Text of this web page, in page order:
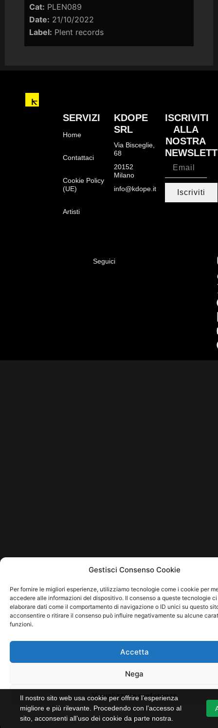
Il nostro sito web usa cookie per offrire l’esperienza
migliore e più rilevante. Procedendo con l’accesso al
sito, acconsenti all’uso dei cookie da parte nostra.
Gestisci Consenso Cookie
Per fornire le migliori esperienze, utilizziamo tecnologie come i cookie per
accedere alle informazioni del dispositivo. Il consenso a queste tecnologie
elaborare dati come il comportamento di navigazione o ID unici su questo
acconsentire o ritirare il consenso può influire negativamente su alcune
funzioni.
Accetta
Nega
Visualizza le preferenze
Cookie Policy
Cat: PLEN089
Date: 21/10/2022
Label: Plent records
SERVIZI
Home
Contattaci
Cookie Policy
(UE)
Artisti
KDOPE
SRL
Via Bisceglie,
68
20152
Milano
info@kdope.it
ISCRIVITI
ALLA
NOSTRA
Iscriviti
Seguici